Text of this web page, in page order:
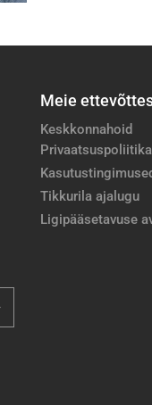
Meie
Keskkonnahoid
Privaatsuspoliitika
Tikkurila ajalugu
Ligipääsetavuse